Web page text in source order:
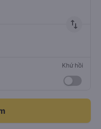
import_export
Khứ hồi